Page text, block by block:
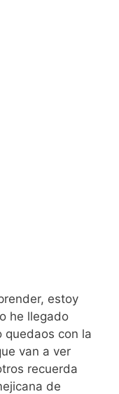
estoy
he llegado
quedaos con la
van a ver
recuerda
de